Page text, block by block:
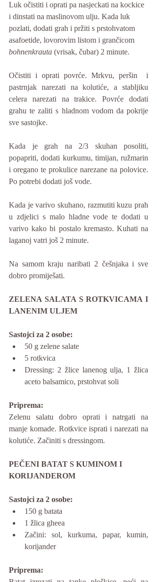
Luk očistiti i oprati pa nasjeckati na kockice
i dinstati na maslinovom ulju. Kada luk
pozlati, dodati grah i pržiti s prstohvatom
asafoetide, lovorovim listom i grančicom
bohnenkrauta (vrisak, čubar) 2 minute.
Očistiti i oprati povrće. Mrkvu, peršin  i
pastrnjak narezati na kolutiće, a stabljiku
celera narezati na trakice. Povrće dodati
grahu te zaliti s hladnom vodom da pokrije
sve sastojke.
Kada je grah na 2/3 skuhan posoliti,
popapriti, dodati kurkumu, timijan, ružmarin
i oregano te prokulice narezane na polovice.
Po potrebi dodati još vode.
Kada je varivo skuhano, razmutiti kuzu prah
u zdjelici s malo hladne vode te dodati u
varivo kako bi postalo kremasto. Kuhati na
laganoj vatri još 2 minute.
Na samom kraju naribati 2 češnjaka i sve
dobro promiješati.
ZELENA SALATA S ROTKVICAMA I
LANENIM ULJEM
Sastojci za 2 osobe:
50 g zelene salate
5 rotkvica
Dressing: 2 žlice lanenog ulja, 1 žlica
aceto balsamico, prstohvat soli
Priprema:
Zelenu salatu dobro oprati i natrgati na
manje komade. Rotkvice isprati i narezati na
kolutiće. Začiniti s dressingom.
PEČENI BATAT S KUMINOM I
KORIJANDEROM
Sastojci za 2 osobe:
150 g batata
1 žlica gheea
Začini: sol, kurkuma, papar, kumin,
korijander
Priprema: